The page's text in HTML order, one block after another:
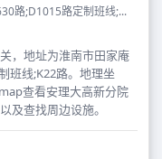
路;D1015路定制班线;...
，地址为淮南市田家庵
班线;K22路。地理坐
查看安理大高新分院
及查找周边设施。